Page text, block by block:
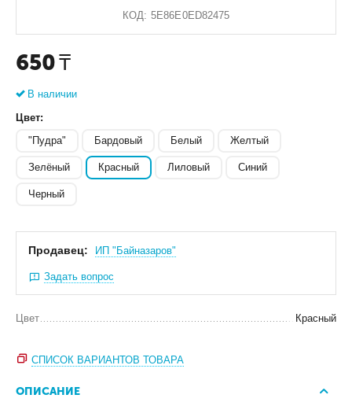
КОД: 5E86E0ED82475
650 ₸
В наличии
Цвет:
"Пудра"
Бардовый Белый Желтый
Зелёный Красный Лиловый Синий
Черный
Продавец: ИП "Байназаров"
Задать вопрос
Цвет Красный
СПИСОК ВАРИАНТОВ ТОВАРА
ОПИСАНИЕ